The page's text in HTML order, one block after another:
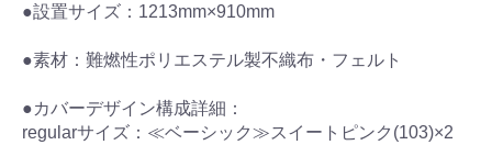
●設置サイズ：1213mm×910mm
●素材：難燃性ポリエステル製不織布・フェルト
●カバーデザイン構成詳細：
regularサイズ：≪ベーシック≫スイートピンク(103)×2